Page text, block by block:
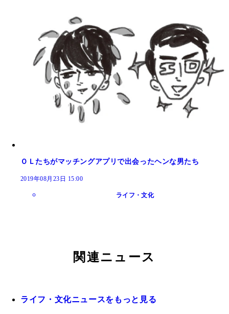
ＯＬたちがマッチングアプリで出会ったヘンな男たち
2019年08月23日 15:00
ライフ・文化
関連ニュース
ライフ・文化ニュースをもっと見る